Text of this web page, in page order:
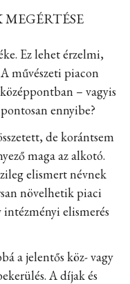
Ez lehet érzelmi,
művészeti piacon
– vagyis
ennyibe?
de korántsem
maga az alkotó.
elismert névnek
növelhetik piaci
elismerés
a jelentős köz- vagy
A díjak és